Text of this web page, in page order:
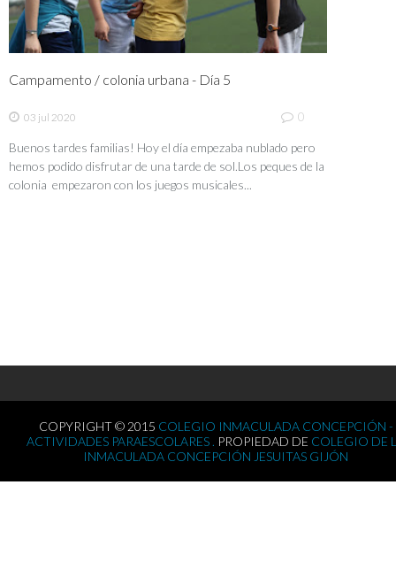
Campamento / colonia urbana - Día 5
03 jul 2020 0
Buenos tardes familias! Hoy el día empezaba nublado pero
hemos podido disfrutar de una tarde de sol.Los peques de la
colonia empezaron con los juegos musicales...
COPYRIGHT © 2015 COLEGIO INMACULADA CONCEPCIÓN -
ACTIVIDADES PARAESCOLARES . PROPIEDAD DE COLEGIO DE
INMACULADA CONCEPCIÓN JESUITAS GIJÓN